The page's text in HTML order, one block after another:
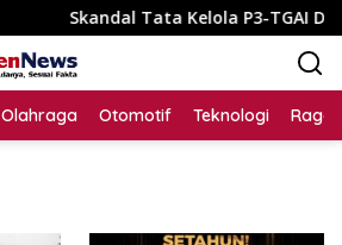
Skandal Tata Kelola P3-TGAI Dawuan
Olahraga Otomotif Teknologi